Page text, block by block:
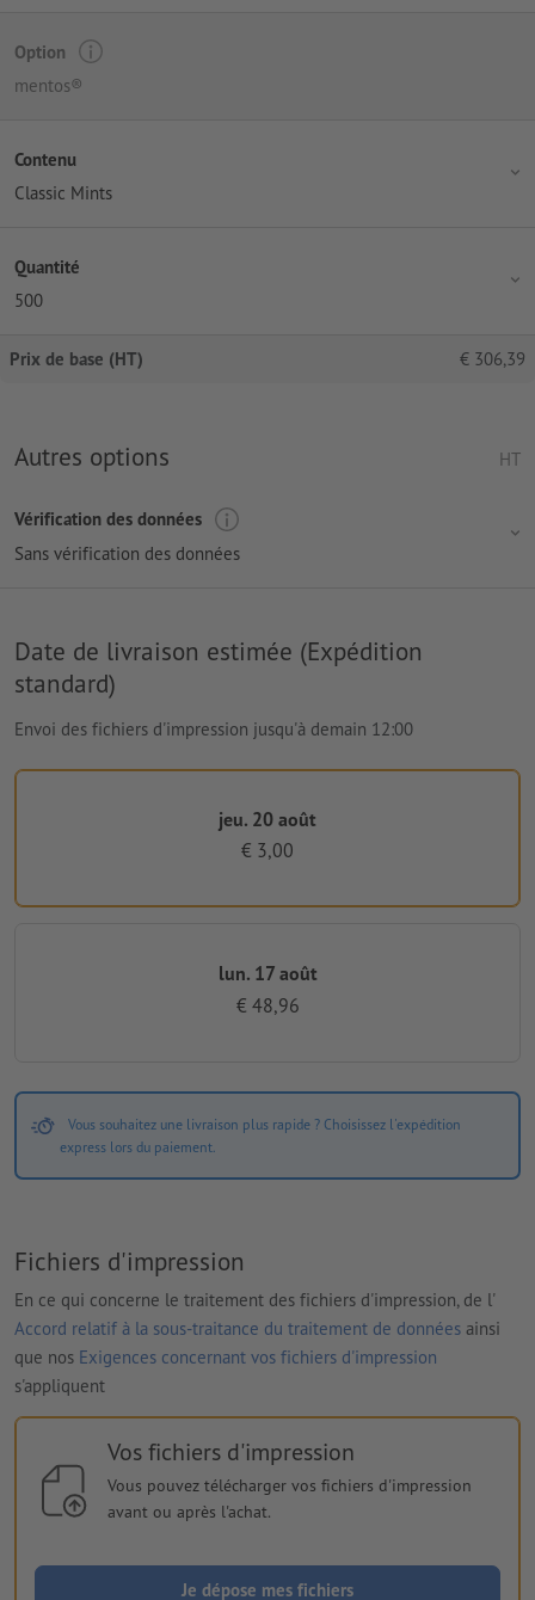
Option
mentos®
Contenu
Classic Mints
Quantité
500
Prix de base (HT) € 306,39
Autres options HT
Vérification des données
Sans vérification des données
Date de livraison estimée (Expédition
standard)
Envoi des fichiers d'impression jusqu'à demain 12:00
jeu. 20 août
€ 3,00
lun. 17 août
€ 48,96
Vous souhaitez une livraison plus rapide ? Choisissez l'expédition
express lors du paiement.
Fichiers d'impression
En ce qui concerne le traitement des fichiers d'impression, de l'
Accord relatif à la sous-traitance du traitement de données ainsi
que nos Exigences concernant vos fichiers d'impression
s'appliquent
Vos fichiers d'impression
Vous pouvez télécharger vos fichiers d'impression
avant ou après l'achat.
Je dépose mes fichiers